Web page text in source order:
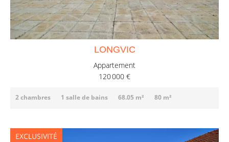
LONGVIC
Appartement
120 000 €
2 chambres 1 salle de bains 68.05 m² 80 m²
EXCLUSIVITÉ